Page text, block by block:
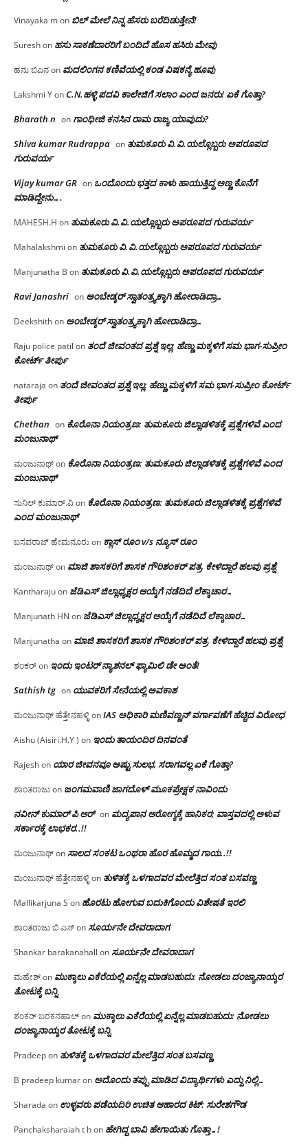
Vinayaka mon ಬಿಲ್ ಮೇಲೆ ನಿನ್ನ ಹೆಸರು ಬರೆದಿಡುತ್ತೇನೆ!
Sureshon ಹಸು ಸಾಕಣೆದಾರರಿಗೆ ಬಂದಿದೆ ಹೊಸ ಹಸಿರು ಮೇವು
ಹನು ಬಿಎನon ಮದಲಿಂಗನ ಕಣಿವೆಯಲ್ಲಿ ಕಂಡ ವಿಷಕನ್ಯೆ ಹೂವು
Lakshmi YonC.N.ಹಳ್ಳಿ ಪದವಿ ಕಾಲೇಜಿಗೆ ಸಲಾಂ‌ ಎಂದ ಜನರು! ಏಕೆ ಗೊತ್ತಾ?
Bharath n onಗಾಂಧೀಜಿ ಕನಸಿನ ರಾಮ ರಾಜ್ಯ ಯಾವುದು?
Shiva kumar Rudrappa on ತುಮಕೂರು‌ ವಿ.ವಿ.ಯಲ್ಲೊಬ್ಬರು ಅಪರೂಪದ
ಗುರುವರ್ಯ
Vijay kumar GR on ಒಂದೊಂದು ಭತ್ತದ ಕಾಳು ಹಾಯುತ್ತಿದ್ದ ಅಣ್ಣ ಕೊನೆಗೆ
ಮಾಡಿದ್ದೇನು….
MAHESH.H on ತುಮಕೂರು‌ ವಿ.ವಿ.ಯಲ್ಲೊಬ್ಬರು ಅಪರೂಪದ ಗುರುವರ್ಯ
Mahalakshmi on ತುಮಕೂರು‌ ವಿ.ವಿ.ಯಲ್ಲೊಬ್ಬರು ಅಪರೂಪದ ಗುರುವರ್ಯ
Manjunatha B on ತುಮಕೂರು‌ ವಿ.ವಿ.ಯಲ್ಲೊಬ್ಬರು ಅಪರೂಪದ ಗುರುವರ್ಯ
Ravi Janashri on ಅಂಬೇಡ್ಕರ್ ಸ್ವಾತಂತ್ರ್ಯಕ್ಕಾಗಿ ಹೋರಾಡಿದ್ರಾ…
Deekshithon ಅಂಬೇಡ್ಕರ್ ಸ್ವಾತಂತ್ರ್ಯಕ್ಕಾಗಿ ಹೋರಾಡಿದ್ರಾ…
Raju police patil on ತಂದೆ ಜೀವಂತದ ಪ್ರಶ್ನೆ ಇಲ್ಲ: ಹೆಣ್ಣು ಮಕ್ಕಳಿಗೆ ಸಮ ಭಾಗ-ಸುಪ್ರೀಂ
ಕೋರ್ಟ್ ತೀರ್ಪು
nataraja on ತಂದೆ ಜೀವಂತದ ಪ್ರಶ್ನೆ ಇಲ್ಲ: ಹೆಣ್ಣು ಮಕ್ಕಳಿಗೆ ಸಮ ಭಾಗ-ಸುಪ್ರೀಂ ಕೋರ್ಟ್
ತೀರ್ಪು
Chethan on ಕೊರೊನಾ ನಿಯಂತ್ರಣ: ತುಮಕೂರು ಜಿಲ್ಲಾಡಳಿತಕ್ಕೆ ಪ್ರಶ್ನೆಗಳಿವೆ ಎಂದ
ಮಂಜು‌ನಾಥ್
ಮಂಜುನಾಥ್on ಕೊರೊನಾ ನಿಯಂತ್ರಣ: ತುಮಕೂರು ಜಿಲ್ಲಾಡಳಿತಕ್ಕೆ ಪ್ರಶ್ನೆಗಳಿವೆ ಎಂದ
ಮಂಜು‌ನಾಥ್
ಸುನಿಲ್ ಕುಮಾರ್.ವಿon ಕೊರೊನಾ ನಿಯಂತ್ರಣ: ತುಮಕೂರು ಜಿಲ್ಲಾಡಳಿತಕ್ಕೆ ಪ್ರಶ್ನೆಗಳಿವೆ
ಎಂದ ಮಂಜು‌ನಾಥ್
ಬಸವರಾಜ್ ಹೇಮನೂರುon ಕ್ಲಾಸ್ ರೂಂ v/s ನ್ಯೂಸ್ ರೂಂ
ಮಂಜುನಾಥ್on ಮಾಜಿ ಶಾಸಕರಿಗೆ ಶಾಸಕ ಗೌರಿಶಂಕರ್ ಪತ್ರ, ಕೇಳಿದ್ದಾರೆ ಹಲವು ಪ್ರಶ್ನೆ
Kantharajuon ಜೆಡಿಎಸ್ ಜಿಲ್ಲಾಧ್ಯಕ್ಷರ ಆಯ್ಕೆಗೆ ನಡೆದಿದೆ ಲೆಕ್ಕಾಚಾರ…
Manjunath HN on ಜೆಡಿಎಸ್ ಜಿಲ್ಲಾಧ್ಯಕ್ಷರ ಆಯ್ಕೆಗೆ ನಡೆದಿದೆ ಲೆಕ್ಕಾಚಾರ…
Manjunatha on ಮಾಜಿ ಶಾಸಕರಿಗೆ ಶಾಸಕ ಗೌರಿಶಂಕರ್ ಪತ್ರ, ಕೇಳಿದ್ದಾರೆ ಹಲವು ಪ್ರಶ್ನೆ
ಶಂಕರ್on ಇಂದು ಇಂಟರ್ ನ್ಯಾಶನಲ್ ಫ್ಯಾಮಿಲಿ ಡೇ ಅಂತೆ!
Sathish tg on ಯುವಕರಿಗೆ ಸೇನೆಯಲ್ಲಿ ಅವಕಾಶ
ಮಂಜುನಾಥ್ ಹೆತ್ತೇನಹಳ್ಳಿonIAS ಅಧಿಕಾರಿ ಮಣಿವಣ್ಣನ್ ವರ್ಗಾವಣೆಗೆ ಹೆಚ್ಚಿದ‌ ವಿರೋಧ
Aishu (Aisiri.H.Y ) on ಇಂದು ತಾಯಂದಿರ ದಿನವಂತೆ
Rajeshon ಯಾರ ಜೀವನವೂ ಅಷ್ಟು ಸುಲಭ, ಸರಾಗವಲ್ಲ ಏಕೆ ಗೊತ್ತಾ?
ಶಾಂತರಾಜುon ಜಂಗಮವಾಣಿ ಜಾಗದೊಳ್ ಮೂಕಪ್ರೇಕ್ಷಕ ನಾವಿಂದು
ನವೀನ್ ಕುಮಾರ್ ಪಿ ಆರ್ on ಮದ್ಯಪಾನ ಆರೋಗ್ಯಕ್ಕೆ ಹಾನಿಕರ; ವಾಸ್ತವದಲ್ಲಿ ಅಳುವ
ಸರ್ಕಾರಕ್ಕೆ ಲಾಭಕರ..!!
ಮಂಜುನಾಥ್onಸಾಲದ ಸಂಕಟ ಒಂಥರಾ ಹೊರ ಹೊಮ್ಮದ ಗಾಯ..!!
ಮಂಜುನಾಥ್ ಹೆತ್ತೇನಹಳ್ಳಿon ತುಳಿತಕ್ಕೆ ಒಳಗಾದವರ ಮೇಲೆತ್ತಿದ ಸಂತ ಬಸವಣ್ಣ
Mallikarjuna S on ಹೊರಟು ಹೋಗುವ ಬದುಕಿಗೊಂದು ವಿಶೇಷತೆ ಇರಲಿ
ಶಾಂತರಾಜು ಬಿ ಎಸ್onಸೂರ್ಯನೇ ದೇವರಾದಾಗ
Shankar barakanahall onಸೂರ್ಯನೇ ದೇವರಾದಾಗ
ಮಹೇಶ್on ಮುಕ್ಕಾಲು ಎಕೆರೆಯಲ್ಲಿ ಏನ್ನೆಲ್ಲ‌ ಮಾಡಬಹುದು: ನೋಡಲು ದಂಜ್ಯಾನಾಯ್ಕರ
ತೋಟಕ್ಕೆ ಬನ್ನಿ
ಶಂಕರ್ ಬರಕನಹಾಲ್on ಮುಕ್ಕಾಲು ಎಕೆರೆಯಲ್ಲಿ ಏನ್ನೆಲ್ಲ‌ ಮಾಡಬಹುದು: ನೋಡಲು
ದಂಜ್ಯಾನಾಯ್ಕರ ತೋಟಕ್ಕೆ ಬನ್ನಿ
Pradeepon ತುಳಿತಕ್ಕೆ ಒಳಗಾದವರ ಮೇಲೆತ್ತಿದ ಸಂತ ಬಸವಣ್ಣ
B pradeep kumaron ಅದೊಂದು ತಪ್ಪು ಮಾಡಿದ ವಿದ್ಯಾರ್ಥಿಗಳು ಎದ್ದು ನಿಲ್ಲಿ…
Sharada on ಉಳ್ಳವರು ಪಡೆಯದಿರಿ ಉಚಿತ ಆಹಾರದ ಕಿಟ್: ಸುರೇಶಗೌಡ
Panchaksharaiah t hon ಹೇಗಿದ್ದ ಬಾವಿ ಹೇಗಾಯಿತು ಗೊತ್ತಾ…!